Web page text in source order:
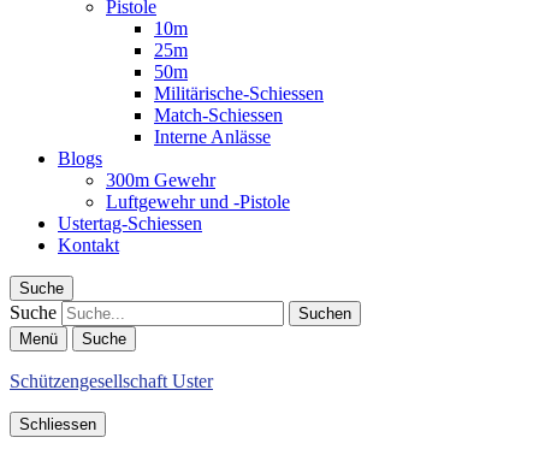
Pistole
10m
25m
50m
Militärische-Schiessen
Match-Schiessen
Interne Anlässe
Blogs
300m Gewehr
Luftgewehr und -Pistole
Ustertag-Schiessen
Kontakt
Suche
Suche
Menü Suche
Schützengesellschaft Uster
Schliessen